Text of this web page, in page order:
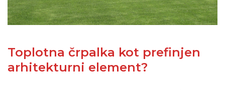
Toplotna črpalka kot prefinjen
arhitekturni element?